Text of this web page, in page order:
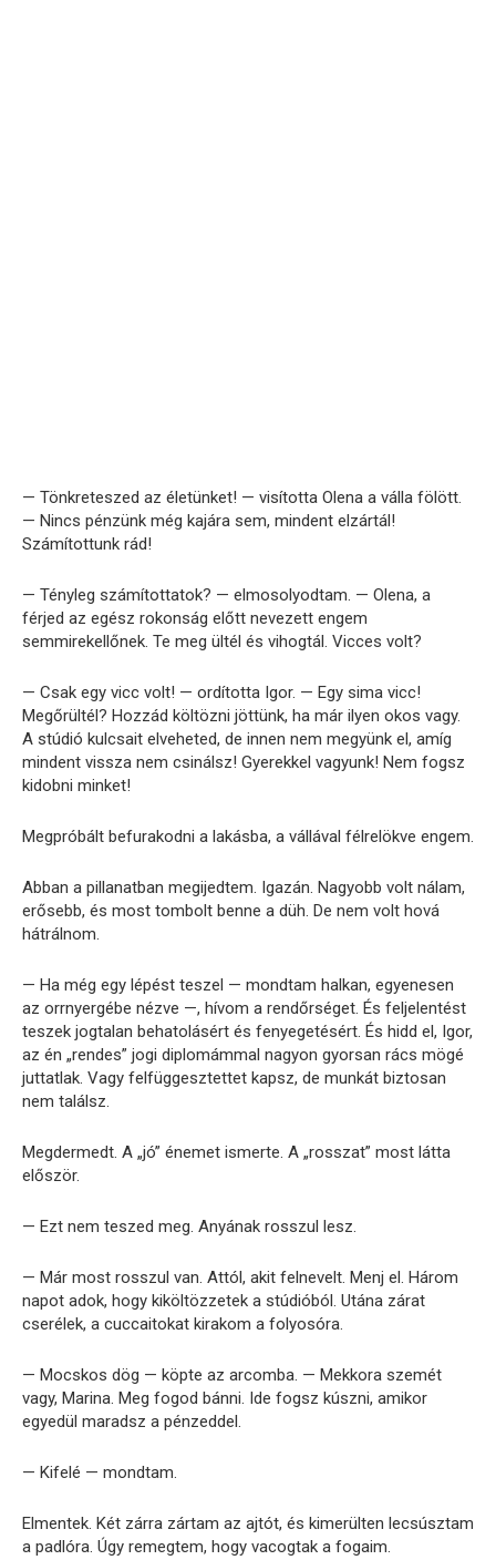
— Tönkreteszed az életünket! — visította Olena a válla fölött.
— Nincs pénzünk még kajára sem, mindent elzártál!
Számítottunk rád!
— Tényleg számítottatok? — elmosolyodtam. — Olena, a
férjed az egész rokonság előtt nevezett engem
semmirekellőnek. Te meg ültél és vihogtál. Vicces volt?
— Csak egy vicc volt! — ordította Igor. — Egy sima vicc!
Megőrültél? Hozzád költözni jöttünk, ha már ilyen okos vagy.
A stúdió kulcsait elveheted, de innen nem megyünk el, amíg
mindent vissza nem csinálsz! Gyerekkel vagyunk! Nem fogsz
kidobni minket!
Megpróbált befurakodni a lakásba, a vállával félrelökve engem.
Abban a pillanatban megijedtem. Igazán. Nagyobb volt nálam,
erősebb, és most tombolt benne a düh. De nem volt hová
hátrálnom.
— Ha még egy lépést teszel — mondtam halkan, egyenesen
az orrnyergébe nézve —, hívom a rendőrséget. És feljelentést
teszek jogtalan behatolásért és fenyegetésért. És hidd el, Igor,
az én „rendes” jogi diplomámmal nagyon gyorsan rács mögé
juttatlak. Vagy felfüggesztettet kapsz, de munkát biztosan
nem találsz.
Megdermedt. A „jó” énemet ismerte. A „rosszat” most látta
először.
— Ezt nem teszed meg. Anyának rosszul lesz.
— Már most rosszul van. Attól, akit felnevelt. Menj el. Három
napot adok, hogy kiköltözzetek a stúdióból. Utána zárat
cserélek, a cuccaitokat kirakom a folyosóra.
— Mocskos dög — köpte az arcomba. — Mekkora szemét
vagy, Marina. Meg fogod bánni. Ide fogsz kúszni, amikor
egyedül maradsz a pénzeddel.
— Kifelé — mondtam.
Elmentek. Két zárra zártam az ajtót, és kimerülten lecsúsztam
a padlóra. Úgy remegtem, hogy vacogtak a fogaim.